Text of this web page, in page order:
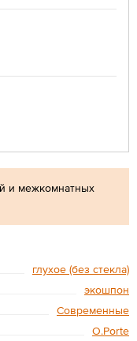
и межкомнатных
глухое (без стекла)
экошпон
Современные
O.Porte